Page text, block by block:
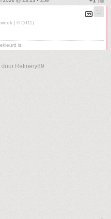
( © DJ11)
is.
Refinery89